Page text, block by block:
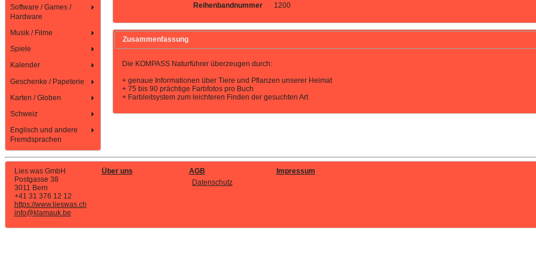
Software / Games /
Hardware
Musik / Filme
Spiele
Kalender
Geschenke / Papeterie
Karten / Globen
Schweiz
Englisch und andere
Fremdsprachen
Reihenbandnummer
1200
Zusammenfassung
Die KOMPASS Naturführer überzeugen durch:
+ genaue Informationen über Tiere und Pflanzen unserer Heimat
+ 75 bis 90 prächtige Farbfotos pro Buch
+ Farbleitsystem zum leichteren Finden der gesuchten Art
Lies was GmbH
Postgasse 38
3011 Bern
+41 31 376 12 12
https://www.lieswas.ch
info@klamauk.be
Über uns
AGB
Datenschutz
Impressum